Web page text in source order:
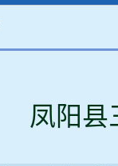
凤阳县